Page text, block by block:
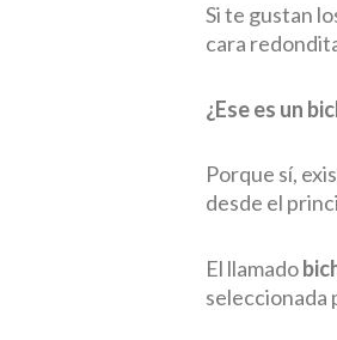
Si te gustan
cara
¿Ese es un
Porque sí,
desde el
El llamado
seleccionada